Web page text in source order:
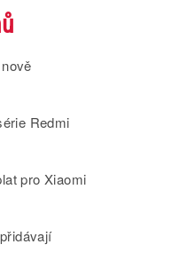
Redmi
pro Xiaomi